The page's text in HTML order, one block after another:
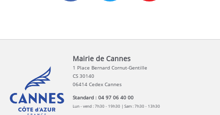
Mairie de Cannes
1 Place Bernard Cornut-Gentille
CS 30140
06414 Cedex Cannes
Standard : 04 97 06 40 00
Lun - vend : 7h30 - 19h30 | Sam : 7h30 - 13h30